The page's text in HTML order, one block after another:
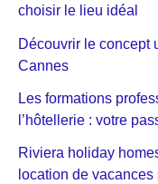
choisir le lieu idéal
Découvrir le concept
Cannes
Les formations
l’hôtellerie : votre
Riviera holiday
location de vacances